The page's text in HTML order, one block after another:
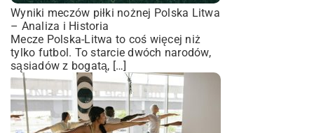
Wyniki meczów piłki nożnej Polska Litwa
– Analiza i Historia
Mecze Polska-Litwa to coś więcej niż
tylko futbol. To starcie dwóch narodów,
sąsiadów z bogatą, […]